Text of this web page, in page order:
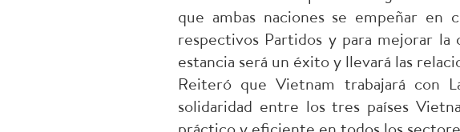
que ambas naciones se empeñar en
respectivos Partidos y para mejorar
estancia será un éxito y llevará las
Reiteró que Vietnam trabajará con
solidaridad entre los tres países